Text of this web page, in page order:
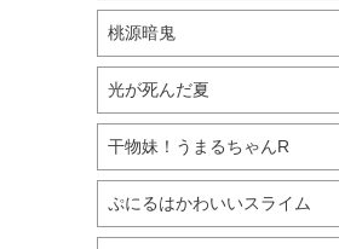
桃源暗鬼
光が死んだ夏
干物妹！うまるちゃんR
ぷにるはかわいいスライム